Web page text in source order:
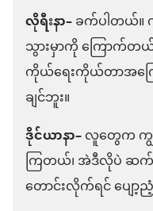
လိုရီးနာ–ခက်ပါတယ်။
သွားမှာကို ကြောက်တယ်
ကိုယ်ရေးကိုယ်တာအကြ
ချင်ဘူး။
ဒိုင်ယာနာ–လူတွေက က
ကြတယ်၊ အဲဒီလိုပဲ ဆ
တောင်းလိုက်ရင် ပျေ